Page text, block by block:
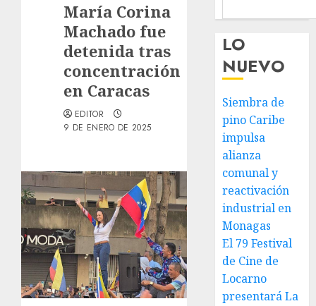
María Corina
Machado fue
detenida tras
concentración
en Caracas
EDITOR
9 DE ENERO DE 2025
LO
NUEVO
Siembra de
pino Caribe
impulsa
alianza
comunal y
reactivación
industrial en
Monagas
El 79 Festival
de Cine de
Locarno
presentará La